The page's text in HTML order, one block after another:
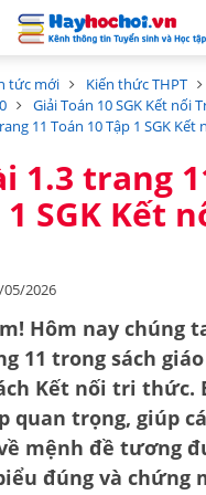
tức mới Kiến thức THPT
Giải Toán 10 SGK Kết nối
11 Toán 10 Tập 1 SGK
1.3 trang
1 SGK Kết
2026
Hôm nay chúng
11 trong sách
Kết nối tri thức.
quan trọng, giúp
mệnh đề tương
đúng và chứng